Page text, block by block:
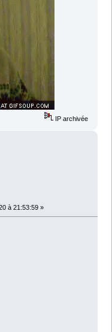
IP archivée
à 21:53:59 »